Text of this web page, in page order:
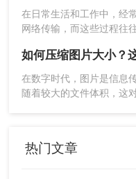
在日常生活和工作中，经
网络传输，而这些过程往
就显得尤为重要。那么怎
绍几种常见的图片压缩方
缩。
如何压缩图片大小？
在数字时代，图片是信息
随着较大的文件体积，这
源。
热门文章